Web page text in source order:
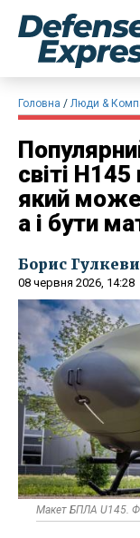
Головна Люди &
світі
який може
а і бути
Борис
08 червня 2026, 14:28
Макет БПЛА U145.